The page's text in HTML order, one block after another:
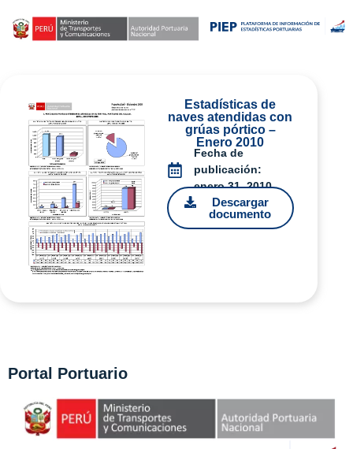
Estadísticas de
naves atendidas con
grúas pórtico –
Enero 2010
Fecha de
publicación:
enero 31, 2010
Descargar
documento
Portal Portuario